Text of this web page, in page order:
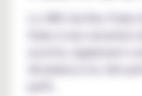
La JNR Lila Kiss
fraise à une
recette, également
, fait